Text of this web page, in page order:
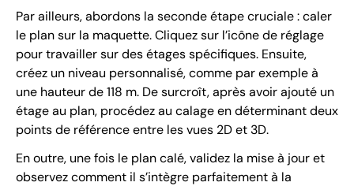
Par ailleurs, abordons la seconde étape cruciale : caler
le plan sur la maquette. Cliquez sur l’icône de réglage
pour travailler sur des étages spécifiques. Ensuite,
créez un niveau personnalisé, comme par exemple à
une hauteur de 118 m. De surcroît, après avoir ajouté un
étage au plan, procédez au calage en déterminant deux
points de référence entre les vues 2D et 3D.
En outre, une fois le plan calé, validez la mise à jour et
observez comment il s’intègre parfaitement à la